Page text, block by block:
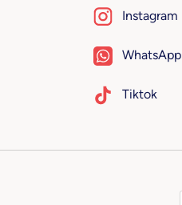
Instagram
WhatsApp
Tiktok